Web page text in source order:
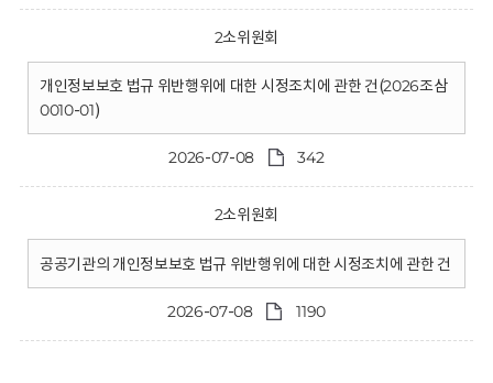
2소위원회
개인정보보호 법규 위반행위에 대한 시정조치에 관한 건(2026조삼
0010-01)
2026-07-08 342
2소위원회
공공기관의 개인정보보호 법규 위반행위에 대한 시정조치에 관한 건
2026-07-08 1190